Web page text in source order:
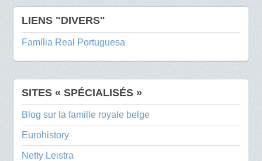
LIENS "DIVERS"
Família Real Portuguesa
SITES « SPÉCIALISÉS »
Blog sur la famille royale belge
Eurohistory
Netty Leistra